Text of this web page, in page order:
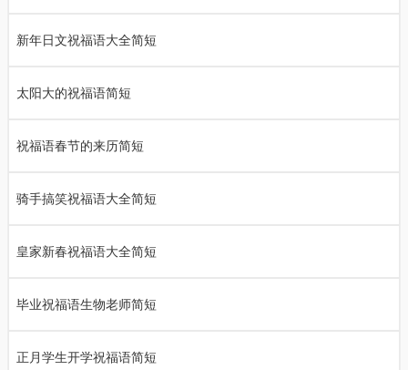
新年日文祝福语大全简短
太阳大的祝福语简短
祝福语春节的来历简短
骑手搞笑祝福语大全简短
皇家新春祝福语大全简短
毕业祝福语生物老师简短
正月学生开学祝福语简短